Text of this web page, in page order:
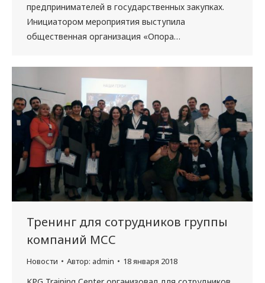
предпринимателей в государственных закупках.
Инициатором мероприятия выступила
общественная организация «Опора…
Тренинг для сотрудников группы
компаний МСС
Новости Автор: admin 18 января 2018